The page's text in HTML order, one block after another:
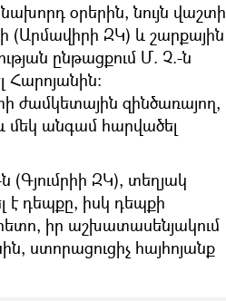
օրերին, նույն վաշտի
(Արմավիրի ԶԿ) և շարքային
ընթացքում Մ. Չ.-ն
Հարոյանին:
ժամկետային զինծառայող,
մեկ անգամ հարվածել
ԶԿ), տեղյակ
է դեպքը, իսկ դեպքի
իր աշխատասենյակում
ստորացուցիչ հայհոյանք